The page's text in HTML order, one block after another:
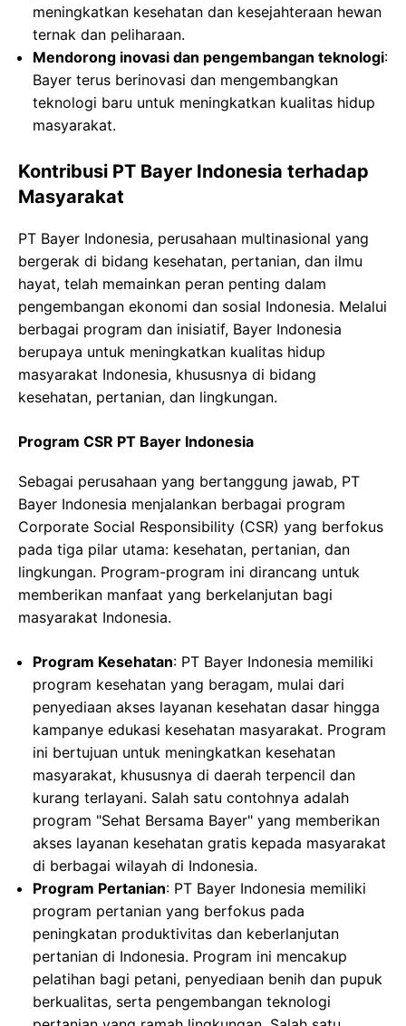
meningkatkan kesehatan dan kesejahteraan hewan
ternak dan peliharaan.
Mendorong inovasi dan pengembangan teknologi:
Bayer terus berinovasi dan mengembangkan
teknologi baru untuk meningkatkan kualitas hidup
masyarakat.
Kontribusi PT Bayer Indonesia terhadap
Masyarakat
PT Bayer Indonesia, perusahaan multinasional yang
bergerak di bidang kesehatan, pertanian, dan ilmu
hayat, telah memainkan peran penting dalam
pengembangan ekonomi dan sosial Indonesia. Melalui
berbagai program dan inisiatif, Bayer Indonesia
berupaya untuk meningkatkan kualitas hidup
masyarakat Indonesia, khususnya di bidang
kesehatan, pertanian, dan lingkungan.
Program CSR PT Bayer Indonesia
Sebagai perusahaan yang bertanggung jawab, PT
Bayer Indonesia menjalankan berbagai program
Corporate Social Responsibility (CSR) yang berfokus
pada tiga pilar utama: kesehatan, pertanian, dan
lingkungan. Program-program ini dirancang untuk
memberikan manfaat yang berkelanjutan bagi
masyarakat Indonesia.
Program Kesehatan: PT Bayer Indonesia memiliki
program kesehatan yang beragam, mulai dari
penyediaan akses layanan kesehatan dasar hingga
kampanye edukasi kesehatan masyarakat. Program
ini bertujuan untuk meningkatkan kesehatan
masyarakat, khususnya di daerah terpencil dan
kurang terlayani. Salah satu contohnya adalah
program "Sehat Bersama Bayer" yang memberikan
akses layanan kesehatan gratis kepada masyarakat
di berbagai wilayah di Indonesia.
Program Pertanian: PT Bayer Indonesia memiliki
program pertanian yang berfokus pada
peningkatan produktivitas dan keberlanjutan
pertanian di Indonesia. Program ini mencakup
pelatihan bagi petani, penyediaan benih dan pupuk
berkualitas, serta pengembangan teknologi